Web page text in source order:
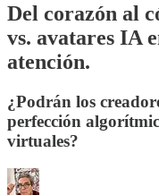
Del corazón al
vs. avatares IA
atención.
¿Podrán los
perfección
virtuales?